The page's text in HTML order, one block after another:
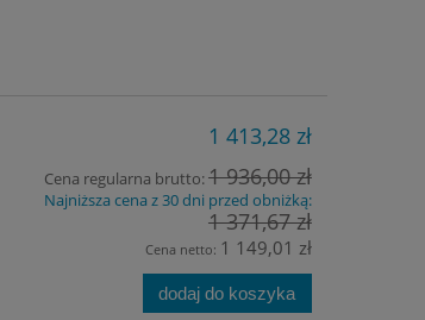
1 413,28 zł
Cena regularna brutto:1 936,00 zł
Najniższa cena z 30 dni przed obniżką:
1 371,67 zł
Cena netto: 1 149,01 zł
dodaj do koszyka